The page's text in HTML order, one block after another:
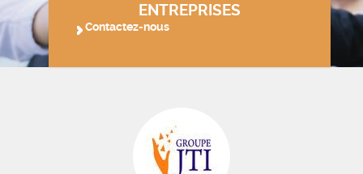
ENTREPRISES
Contactez-nous